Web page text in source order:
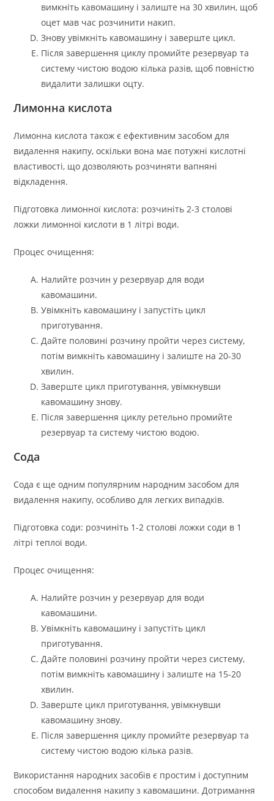
вимкніть кавомашину і залиште на 30 хвилин, щоб
оцет мав час розчинити накип.
Знову увімкніть кавомашину і заверште цикл.
Після завершення циклу промийте резервуар та
систему чистою водою кілька разів, щоб повністю
видалити залишки оцту.
Лимонна кислота
Лимонна кислота також є ефективним засобом для
видалення накипу, оскільки вона має потужні кислотні
властивості, що дозволяють розчиняти вапняні
відкладення.
Підготовка лимонної кислота: розчиніть 2-3 столові
ложки лимонної кислоти в 1 літрі води.
Процес очищення:
Налийте розчин у резервуар для води
кавомашини.
Увімкніть кавомашину і запустіть цикл
приготування.
Дайте половині розчину пройти через систему,
потім вимкніть кавомашину і залиште на 20-30
хвилин.
Заверште цикл приготування, увімкнувши
кавомашину знову.
Після завершення циклу ретельно промийте
резервуар та систему чистою водою.
Сода
Сода є ще одним популярним народним засобом для
видалення накипу, особливо для легких випадків.
Підготовка соди: розчиніть 1-2 столові ложки соди в 1
літрі теплої води.
Процес очищення:
Налийте розчин у резервуар для води
кавомашини.
Увімкніть кавомашину і запустіть цикл
приготування.
Дайте половині розчину пройти через систему,
потім вимкніть кавомашину і залиште на 15-20
хвилин.
Заверште цикл приготування, увімкнувши
кавомашину знову.
Після завершення циклу промийте резервуар та
систему чистою водою кілька разів.
Використання народних засобів є простим і доступним
способом видалення накипу з кавомашини. Дотримання